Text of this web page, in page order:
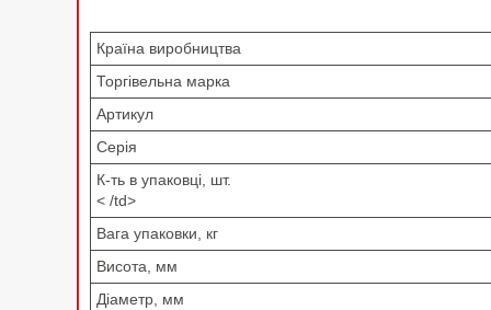
Країна виробництва
Торгівельна марка
Артикул
Серія
К-ть в упаковці, шт.
< /td>
Вага упаковки, кг
Висота, мм
Діаметр, мм